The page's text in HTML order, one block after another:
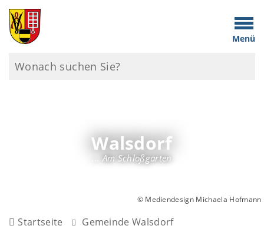
Menü
Walsdorf
... Am Schloßgarten
© Mediendesign Michaela Hofmann
Startseite
Gemeinde Walsdorf